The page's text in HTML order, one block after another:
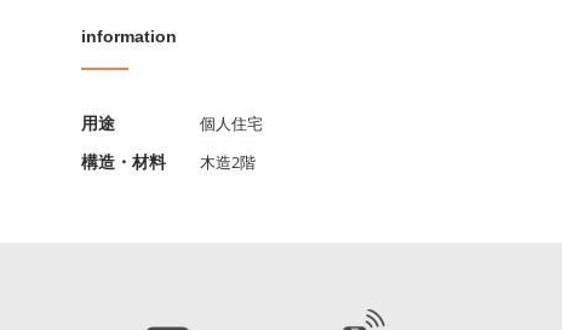
information
​用途 個人住宅
​構造・材料 木造2階